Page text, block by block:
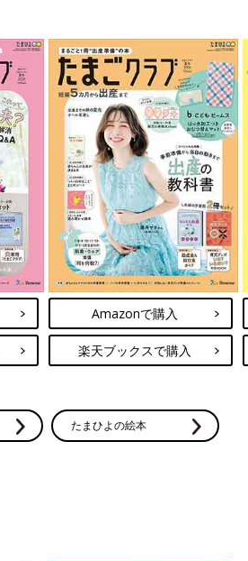
Amazonで購入
楽天ブックスで購入
たまひよの絵本